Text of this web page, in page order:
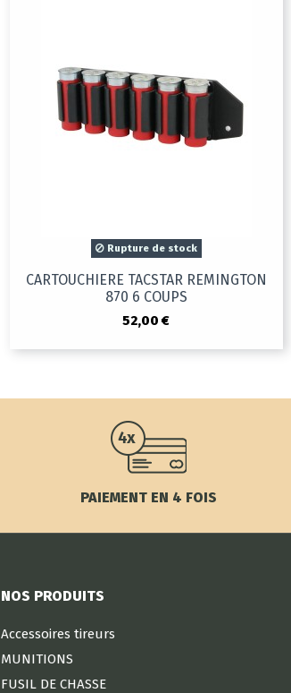
Rupture de stock
CARTOUCHIERE TACSTAR REMINGTON
870 6 COUPS
52,00 €
PAIEMENT EN 4 FOIS
NOS PRODUITS
Accessoires tireurs
MUNITIONS
FUSIL DE CHASSE